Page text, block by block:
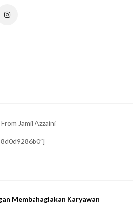
Jamil Azzaini
Membahagiakan Karyawan